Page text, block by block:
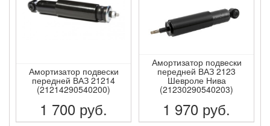
Амортизатор подвески
передней ВАЗ 21214
(21214290540200)
1 700 руб.
Амортизатор подвески
передней ВАЗ 2123
Шевроле Нива
(21230290540203)
1 970 руб.